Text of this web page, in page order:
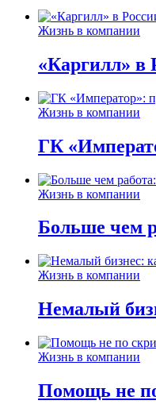
Жизнь в компании
«Каргилл» в
Жизнь в компании
ГК
Жизнь в компании
Больше чем
Жизнь в компании
Немалый
Жизнь в компании
Помощь не